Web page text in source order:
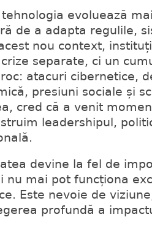
evoluează
de a adapta regulile,
nou context,
separate, ci un
atacuri cibernetice,
presiuni sociale și
cred că a venit
leadershipul,
devine la fel de
nu mai pot funcționa
Este nevoie de
profundă a